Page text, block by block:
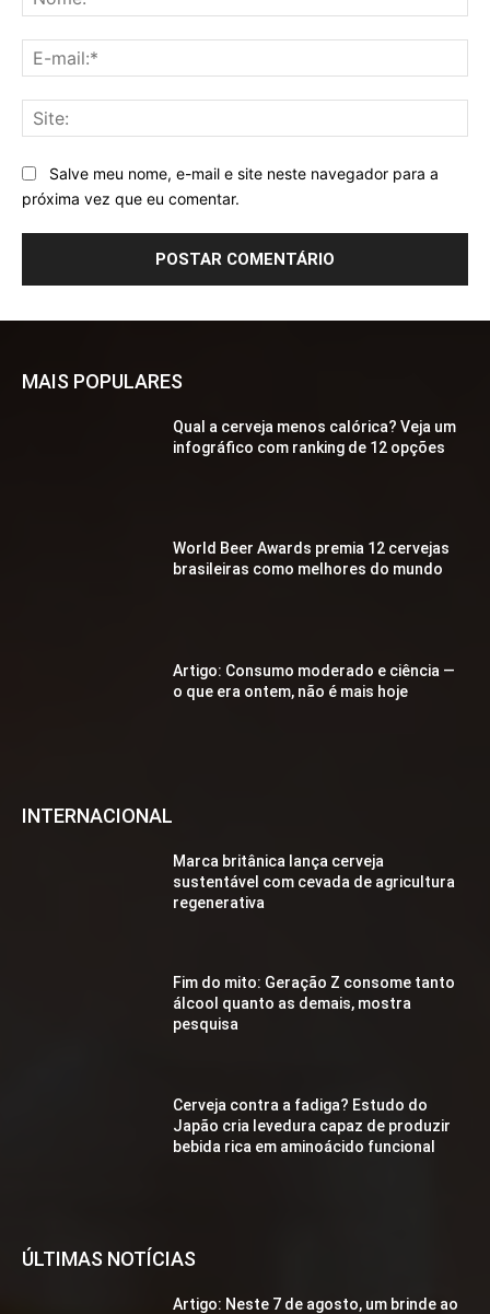
Salve meu nome, e-mail e site neste navegador para a
próxima vez que eu comentar.
MAIS POPULARES
Qual a cerveja menos calórica? Veja um
infográfico com ranking de 12 opções
World Beer Awards premia 12 cervejas
brasileiras como melhores do mundo
Artigo: Consumo moderado e ciência —
o que era ontem, não é mais hoje
INTERNACIONAL
Marca britânica lança cerveja
sustentável com cevada de agricultura
regenerativa
Fim do mito: Geração Z consome tanto
álcool quanto as demais, mostra
pesquisa
Cerveja contra a fadiga? Estudo do
Japão cria levedura capaz de produzir
bebida rica em aminoácido funcional
ÚLTIMAS NOTÍCIAS
Artigo: Neste 7 de agosto, um brinde ao